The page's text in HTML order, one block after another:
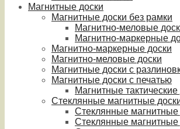
Магнитные доски
Магнитные доски без рамки
Магнитно-меловые
Магнитно-маркерные
Магнитно-маркерные доски
Магнитно-меловые доски
Магнитные доски с
Магнитные доски с печатью
Магнитные тактические
Стеклянные магнитные
Стеклянные магнитные
Стеклянные